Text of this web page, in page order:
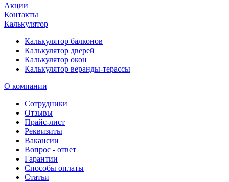
Акции
Контакты
Калькулятор
Калькулятор балконов
Калькулятор дверей
Калькулятор окон
Калькулятор веранды-терассы
О компании
Сотрудники
Отзывы
Прайс-лист
Реквизиты
Вакансии
Вопрос - ответ
Гарантии
Способы оплаты
Статьи